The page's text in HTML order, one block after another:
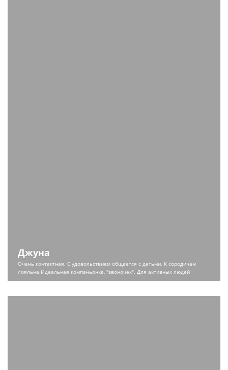
Джуна
Очень контактная. С удовольствием общается с детьми. К сородичам
лояльна.Идеальная компаньонка, "звоночек". Для активных людей